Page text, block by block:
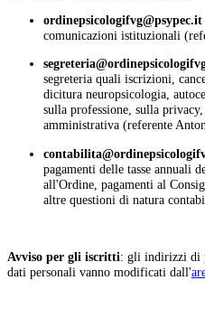
comunicazioni istituzionali
segreteria quali iscrizioni,
dicitura neuropsicologia,
sulla professione, sulla
amministrativa (referente
pagamenti delle tasse annuali
all'Ordine, pagamenti al
altre questioni di natura
Avviso per gli iscritti: gli indirizzi di
dati personali vanno modificati dall'